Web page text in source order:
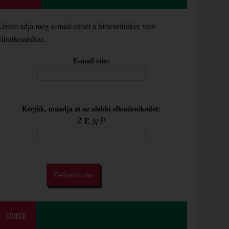
adja meg e-mail címét a hírlevelünkre való
E-mail cím:
Kérjük, másolja át az alábbi ellenőrzőkódot:
CÍMKÉK